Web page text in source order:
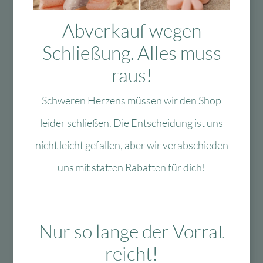
Das könnte Dir auch
gefallen
Lulubug Handmade
– Motivstanzer Set
-60 %
Fun Trading /
Medenka Malstifte
Abverkauf wegen
Schließung. Alles muss
raus!
Schweren Herzens müssen wir den Shop
leider schließen. Die Entscheidung ist uns
nicht leicht gefallen, aber wir verabschieden
uns mit statten Rabatten für dich!
Nur so lange der Vorrat
reicht!